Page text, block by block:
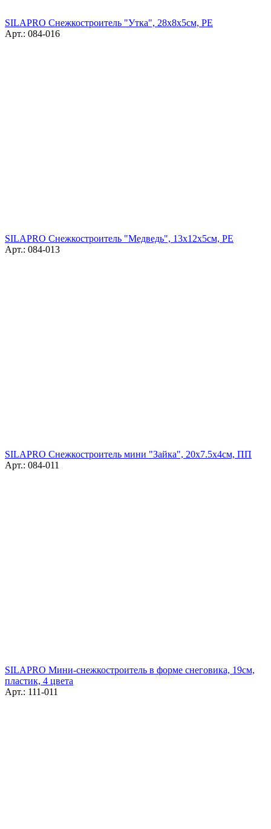
SILAPRO Снежкостроитель "Утка", 28х8х5см, PE
Арт.: 084-016
SILAPRO Снежкостроитель "Медведь", 13х12х5см, PE
Арт.: 084-013
SILAPRO Снежкостроитель мини "Зайка", 20х7.5х4см, ПП
Арт.: 084-011
SILAPRO Мини-снежкостроитель в форме снеговика, 19см,
пластик, 4 цвета
Арт.: 111-011